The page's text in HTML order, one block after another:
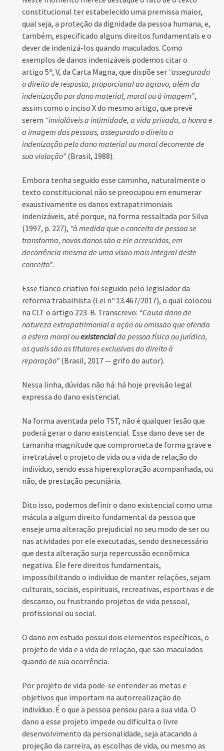
constitucional ter estabelecido uma premissa maior,
qual seja, a proteção da dignidade da pessoa humana, e,
também, especificado alguns direitos fundamentais e o
dever de indenizá-los quando maculados. Como
exemplos de danos indenizáveis podemos citar o
artigo 5º, V, da Carta Magna, que dispõe ser “assegurado
o direito de resposta, proporcional ao agravo, além da
indenização por dano material, moral ou à imagem”,
assim como o inciso X do mesmo artigo, que prevê
serem “invioláveis a intimidade, a vida privada, a honra e
a imagem das pessoas, assegurado o direito a
indenização pelo dano material ou moral decorrente de
sua violação” (Brasil, 1988).
Embora tenha seguido esse caminho, naturalmente o
texto constitucional não se preocupou em enumerar
exaustivamente os danos extrapatrimoniais
indenizáveis, até porque, na forma ressaltada por Silva
(1997, p. 227), “à medida que o conceito de pessoa se
transforma, novos danos são a ele acrescidos, em
decorrência mesma de uma visão mais integral deste
conceito”.
Esse flanco criativo foi seguido pelo legislador da
reforma trabalhista (Lei nº 13.467/2017), o qual colocou
na CLT o artigo 223-B. Transcrevo: “Causa dano de
natureza extrapatrimonial a ação ou omissão que ofenda
a esfera moral ouexistencialda pessoa física ou jurídica,
as quais são as titulares exclusivas do direito à
reparação” (Brasil, 2017 — grifo do autor).
Nessa linha, dúvidas não há: há hoje previsão legal
expressa do dano existencial.
Na forma aventada pelo TST, não é qualquer lesão que
poderá gerar o dano existencial. Esse dano deve ser de
tamanha magnitude que comprometa de forma grave e
irretratável o projeto de vida ou a vida de relação do
indivíduo, sendo essa hiperexploração acompanhada, ou
não, de prestação pecuniária.
Dito isso, podemos definir o dano existencial como uma
mácula a algum direito fundamental da pessoa que
enseje uma alteração prejudicial no seu modo de ser ou
nas atividades por ele executadas, sendo desnecessário
que desta alteração surja repercussão econômica
negativa. Ele fere direitos fundamentais,
impossibilitando o indivíduo de manter relações, sejam
culturais, sociais, espirituais, recreativas, esportivas e de
descanso, ou frustrando projetos de vida pessoal,
profissional ou social.
O dano em estudo possui dois elementos específicos, o
projeto de vida e a vida de relação, que são maculados
quando de sua ocorrência.
Por projeto de vida pode-se entender as metas e
objetivos que importam na autorrealização do
indivíduo. É o que a pessoa pensou para a sua vida. O
dano a esse projeto impede ou dificulta o livre
desenvolvimento da personalidade, seja atacando a
projeção da carreira, as escolhas de vida, ou mesmo as